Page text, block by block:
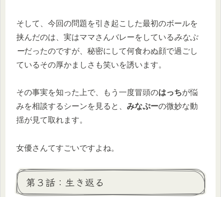
そして、今回の問題を引き起こした最初のボールを
挟んだのは、実はママさんバレーをしているみなぷ
ーだったのですが、秘密にして何食わぬ顔で過ごし
ているその厚かましさも笑いを誘います。
その事実を知った上で、もう一度冒頭のはっちが悩
みを相談するシーンを見ると、 みなぷーの微妙な動
揺が見て取れます。
女優さんてすごいですよね。
第３話：生き返る